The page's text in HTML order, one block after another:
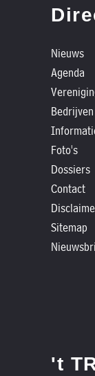
Nieuws
Agenda
Bedrijven
Foto's
Dossiers
Contact
Sitemap
't
Dossiers
Contact
gemeente